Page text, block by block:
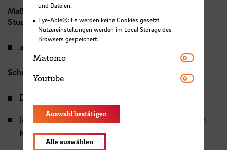
Maßgeschneiderte Kurse/Workshops für Fakultäten,
Studiengänge und Arbeitsgruppen für
alle o. g. Themenfelder
Schreibberatung Englisch für
Dissertationen
(akademische) Veröffentlichungen mit interaktivem
Korrekturlesen
und Dateien.
Eye-Able®: Es werden keine Cookies gesetzt.
Nutzereinstellungen werden im Local Storage des
Browsers gespeichert.
Matomo Matomo
Youtube Youtube
Auswahl bestätigen
Alle auswählen